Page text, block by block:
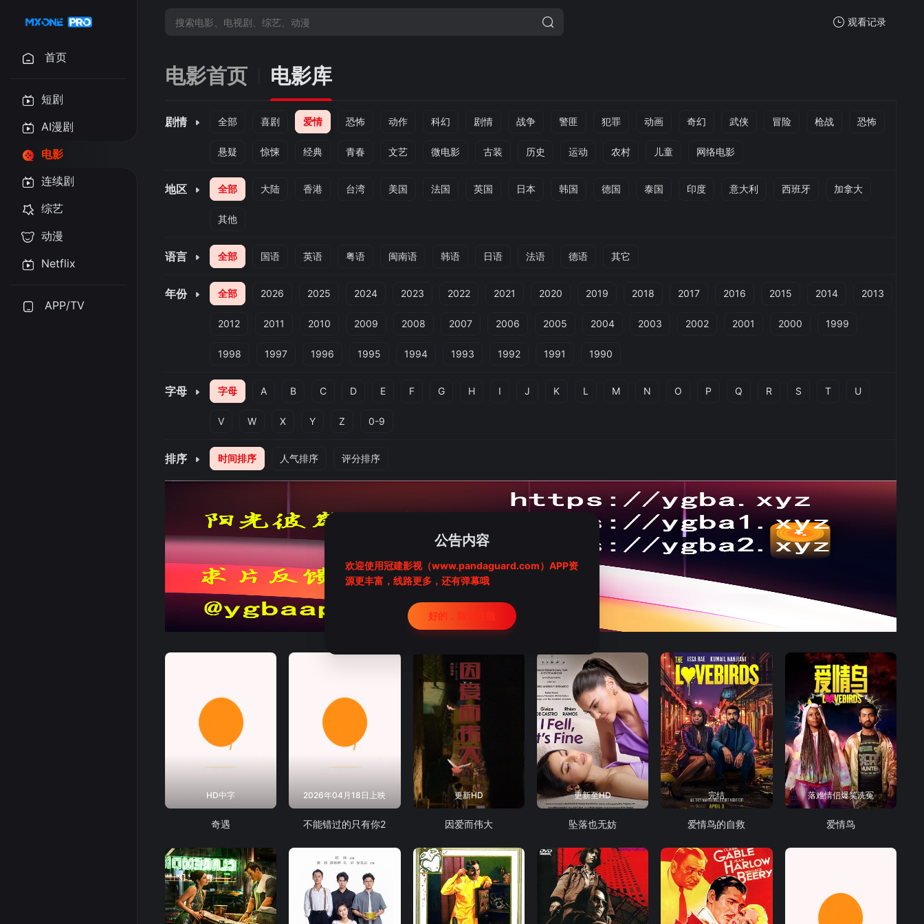
观看记录
首页
短剧
AI漫剧
电影
连续剧
综艺
动漫
Netflix
APP/TV
电影首页 电影库
剧情 全部 喜剧 爱情 恐怖 动作 科幻 剧情 战争 警匪 犯罪 动画 奇幻 武侠 冒险 枪战 恐怖
悬疑 惊悚 经典 青春 文艺 微电影 古装 历史 运动 农村 儿童 网络电影
地区 全部 大陆 香港 台湾 美国 法国 英国 日本 韩国 德国 泰国 印度 意大利 西班牙 加拿大
其他
语言 全部 国语 英语 粤语 闽南语 韩语 日语 法语 德语 其它
年份 全部 2026 2025 2024 2023 2022 2021 2020 2019 2018 2017 2016 2015 2014 2013
2012 2011 2010 2009 2008 2007 2006 2005 2004 2003 2002 2001 2000 1999
1998 1997 1996 1995 1994 1993 1992 1991 1990
字母 字母 A B C D E F G H I J K L M N O P Q R S T U
V W X Y Z 0-9
排序 时间排序 人气排序 评分排序
HD中字
奇遇
2026年04月18日上映
不能错过的只有你2
更新HD
因爱而伟大
更新至HD
坠落也无妨
完结
爱情鸟的自救
落难情侣爆笑洗冤
爱情鸟
公告内容
欢迎使用冠建影视（www.pandaguard.com）APP资
源更丰富，线路更多，还有弹幕哦
好的，我记住啦